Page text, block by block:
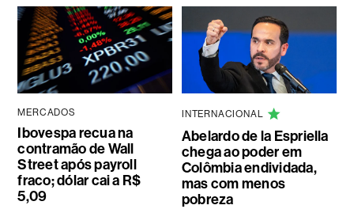
MERCADOS
Ibovespa recua na
contramão de Wall
Street após payroll
fraco; dólar cai a R$
5,09
INTERNACIONAL
Abelardo de la Espriella
chega ao poder em
Colômbia endividada,
mas com menos
pobreza